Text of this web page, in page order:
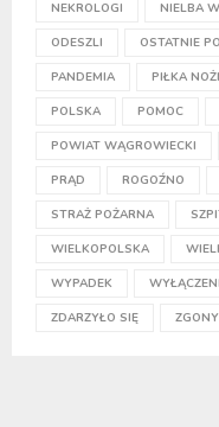
NEKROLOGI NIELBA
ODESZLI OSTATNIE
PANDEMIA PIŁKA
POLSKA POMOC
POWIAT WĄGROWIECKI
PRĄD ROGOŹNO
STRAŻ POŻARNA
WIELKOPOLSKA
WYPADEK
ZDARZYŁO SIĘ ZGONY